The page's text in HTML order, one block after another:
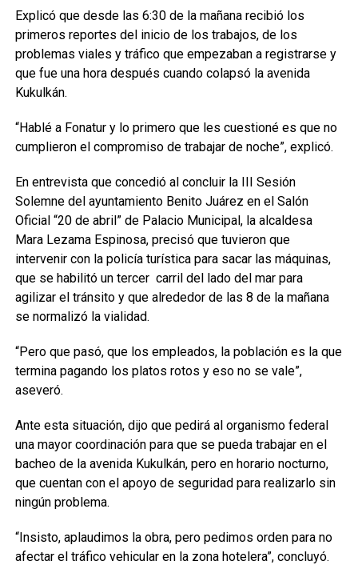
Explicó que desde las 6:30 de la mañana recibió los
primeros reportes del inicio de los trabajos, de los
problemas viales y tráfico que empezaban a registrarse y
que fue una hora después cuando colapsó la avenida
Kukulkán.
“Hablé a Fonatur y lo primero que les cuestioné es que no
cumplieron el compromiso de trabajar de noche”, explicó.
En entrevista que concedió al concluir la III ‪Sesión
Solemne del ayuntamiento Benito Juárez en el Salón
Oficial “20 de abril” de Palacio Municipal, la alcaldesa
Mara Lezama Espinosa, precisó que tuvieron que
intervenir con la policía turística para sacar las máquinas,
que se habilitó un tercer carril del lado del mar para
agilizar el tránsito y que alrededor de las 8 de la mañana
se normalizó la vialidad.
“Pero que pasó, que los empleados, la población es la que
termina pagando los platos rotos y eso no se vale”,
aseveró.
Ante esta situación, dijo que pedirá al organismo federal
una mayor coordinación para que se pueda trabajar en el
bacheo de la avenida Kukulkán, pero en horario nocturno,
que cuentan con el apoyo de seguridad para realizarlo sin
ningún problema.
“Insisto, aplaudimos la obra, pero pedimos orden para no
afectar el tráfico vehicular en la zona hotelera”, concluyó.